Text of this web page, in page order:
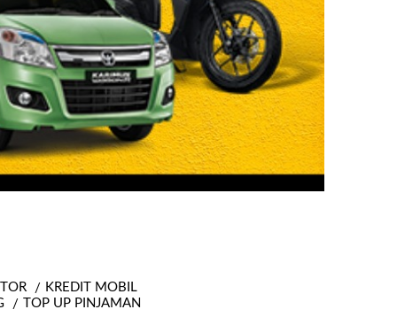
KREDIT MOBIL
TOP UP PINJAMAN